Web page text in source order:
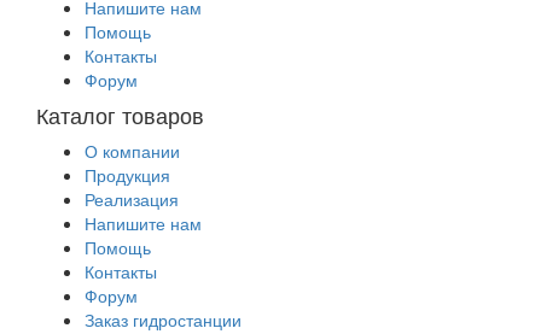
Напишите нам
Помощь
Контакты
Форум
Каталог товаров
О компании
Продукция
Реализация
Напишите нам
Помощь
Контакты
Форум
Заказ гидростанции